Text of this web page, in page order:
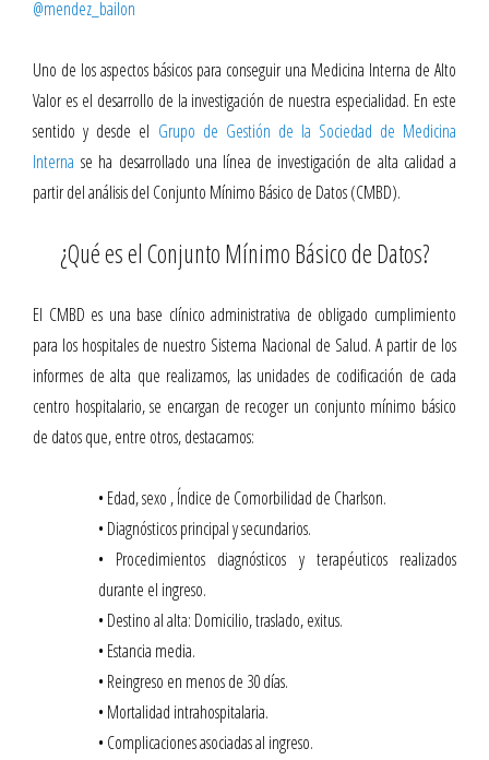
@mendez_bailon
Uno de los aspectos básicos para conseguir una Medicina Interna de Alto
Valor es el desarrollo de la investigación de nuestra especialidad. En este
sentido y desde el Grupo de Gestión de la Sociedad de Medicina
Interna se ha desarrollado una línea de investigación de alta calidad a
partir del análisis del Conjunto Mínimo Básico de Datos (CMBD).
¿Qué es el Conjunto Mínimo Básico de Datos?
El CMBD es una base clínico administrativa de obligado cumplimiento
para los hospitales de nuestro Sistema Nacional de Salud. A partir de los
informes de alta que realizamos, las unidades de codificación de cada
centro hospitalario, se encargan de recoger un conjunto mínimo básico
de datos que, entre otros, destacamos:
• Edad, sexo , Índice de Comorbilidad de Charlson.
• Diagnósticos principal y secundarios.
• Procedimientos diagnósticos y terapéuticos realizados
durante el ingreso.
• Destino al alta: Domicilio, traslado, exitus.
• Estancia media.
• Reingreso en menos de 30 días.
• Mortalidad intrahospitalaria.
• Complicaciones asociadas al ingreso.